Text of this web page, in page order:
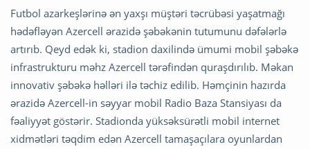
Futbol azarkeşlərinə ən yaxşı müştəri təcrübəsi yaşatmağı
hədəfləyən Azercell ərazidə şəbəkənin tutumunu dəfələrlə
artırıb. Qeyd edək ki, stadion daxilində ümumi mobil şəbəkə
infrastrukturu məhz Azercell tərəfindən quraşdırılıb. Məkan
innovativ şəbəkə həlləri ilə təchiz edilib. Həmçinin hazırda
ərazidə Azercell-in səyyar mobil Radio Baza Stansiyası da
fəaliyyət göstərir. Stadionda yüksəksürətli mobil internet
xidmətləri təqdim edən Azercell tamaşaçılara oyunlardan